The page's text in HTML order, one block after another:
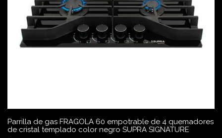
Parrilla de gas FRAGOLA 60 empotrable de 4 quemadores
de cristal templado color negro SUPRA SIGNATURE